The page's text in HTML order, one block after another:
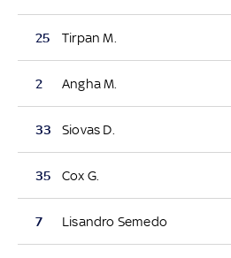
25 Tirpan M.
2 Angha M.
33 Siovas D.
35 Cox G.
7 Lisandro Semedo